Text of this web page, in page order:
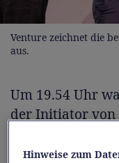
Venture zeichnet die
aus.
Um 19.54 Uhr
der Initiator von
und
Hinweise zum